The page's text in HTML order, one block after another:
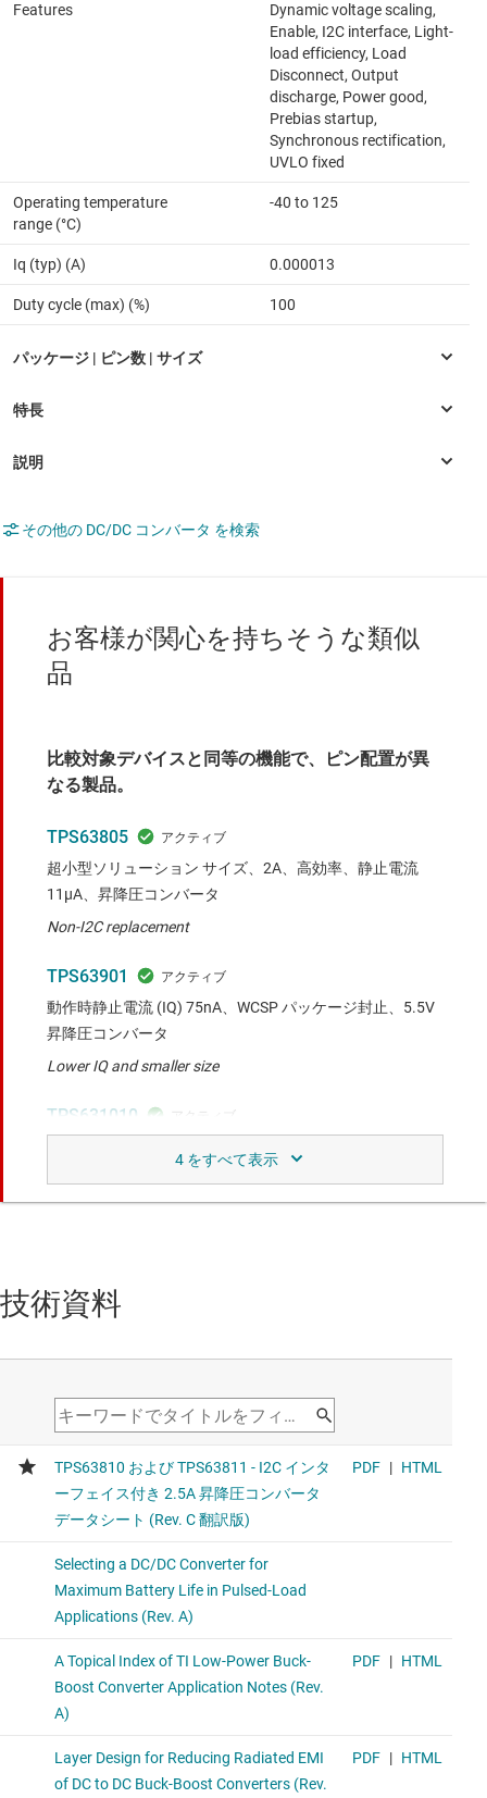
Features
Dynamic voltage scaling,
Enable, I2C interface, Light-
load efficiency, Load
Disconnect, Output
discharge, Power good,
Prebias startup,
Synchronous rectification,
UVLO fixed
Operating temperature
range (°C)
-40 to 125
Iq (typ) (A) 0.000013
Duty cycle (max) (%) 100
その他の DC/DC コンバータ を検索
お客様が関心を持ちそうな類似
品
比較対象デバイスと同等の機能で、ピン配置が異
なる製品。
TPS63805
超小型ソリューション サイズ、2A、高効率、静止電流
11μA、昇降圧コンバータ
Non-I2C replacement
TPS63901
動作時静止電流 (IQ) 75nA、WCSP パッケージ封止、5.5V
昇降圧コンバータ
Lower IQ and smaller size
TPS631010
Upgraded product with 8-µA IQ and smaller WCSP package
Upgraded product with 8-uA IQ and smaller SOT package.
技術資料